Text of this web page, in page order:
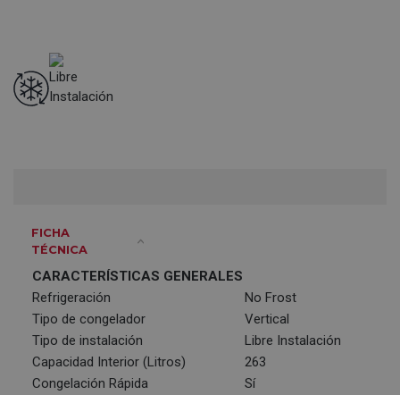
FICHA
TÉCNICA
CARACTERÍSTICAS GENERALES
Refrigeración
No Frost
Tipo de congelador
Vertical
Tipo de instalación
Libre Instalación
Capacidad Interior (Litros)
263
Congelación Rápida
Sí